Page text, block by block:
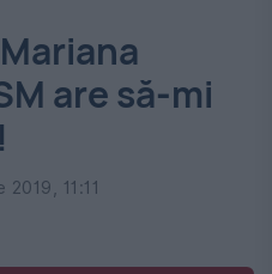
are să-mi
11:11